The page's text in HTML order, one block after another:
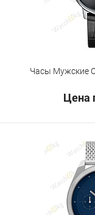
Часы Мужские
Цена
Купить в 1 клик